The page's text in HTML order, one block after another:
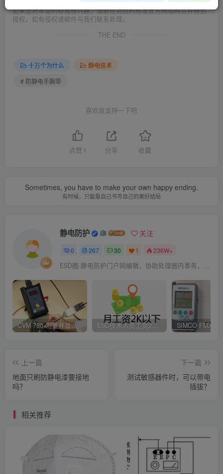
如果您对本站的标准感兴趣，请前往对应的标准官方网站购买并得到
授权。如有侵权请邮件与我们联系处理。
THE END
十万个为什么
静电技术
# 防静电手腕带
喜欢就支持一下吧
点赞 1 分享 收藏
Sometimes, you have to make your own happy ending.
有时候，只能靠自己书写自己的美好结局
静电防护 关注
0 267 30 1 236W+
ESD圈-静电防护门户网编辑，协助处理圈内事务，宗旨：收集整理免费分享，欢迎各位业界朋友对每篇文章进行点评，以便大家共同学习在线讨论！
CVM-780 测量并显示实时静电压数据、操作说明 ESD技术人员工资2K以下，你相信吗？
上一篇
地面只刷防静电漆要接地
吗？
下一篇
测试敏感器件时，可以带电
插拔？
相关推荐